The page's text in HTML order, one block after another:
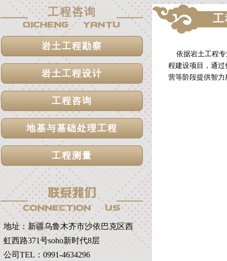
工程咨询
岩土工程勘察
岩土工程设计
工程咨询
地基与基础处理工程
工程测量
地址： 新疆乌鲁木齐市沙依巴克区西
虹西路371号soho新时代8层
公司TEL：0991-4634296
依据岩土工程专
程建设项目，通
营等阶段提供智力